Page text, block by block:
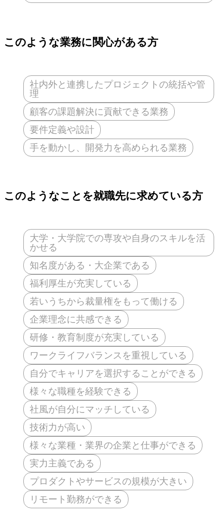
このような業務に関心がある方
社内外と連携したプロジェクトの統括や管
理
顧客の課題解決に貢献できる業務
要件定義や設計
手を動かし、開発力を高められる業務
このようなことを就職先に求めている方
大学・大学院での専攻や自身のスキルを活
かせる
知名度がある・大企業である
福利厚生が充実している
若いうちから裁量権をもって働ける
企業理念に共感できる
研修・教育制度が充実している
ワークライフバランスを重視している
自分でキャリアを選択することができる
様々な職種を経験できる
社風が自分にマッチしている
技術力が高い
様々な業種・業界の企業と仕事ができる
実力主義である
プロダクトやサービスの規模が大きい
リモート勤務ができる